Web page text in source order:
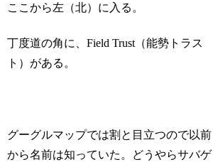
ここから左（北）に入る。
丁度道の角に、Field Trust（能勢トラス
ト）がある。
グーグルマップでは割と目立つので以前
から名前は知っていた。どうやらサバゲ